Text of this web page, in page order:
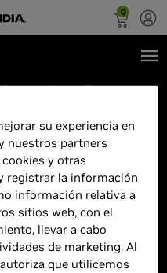
0
Gaming
32GB/1TB
11
su experiencia en
nuestros partners
y otras
registrar la información
información relativa a
sitios web, con el
llevar a cabo
de marketing. Al
que utilicemos